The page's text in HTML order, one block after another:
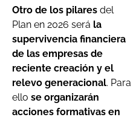
Otro de los pilares del
Plan en 2026 será la
supervivencia financiera
de las empresas de
reciente creación y el
relevo generacional. Para
ello se organizarán
acciones formativas en